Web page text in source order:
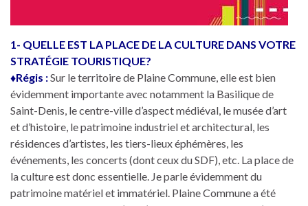
1- QUELLE EST LA PLACE DE LA CULTURE DANS VOTRE
STRATÉGIE TOURISTIQUE?
♦Régis :Sur le territoire de Plaine Commune, elle est bien
évidemment importante avec notamment la Basilique de
Saint-Denis, le centre-ville d’aspect médiéval, le musée d’art
et d’histoire, le patrimoine industriel et architectural, les
résidences d’artistes, les tiers-lieux éphémères, les
événements, les concerts (dont ceux du SDF), etc. La place de
la culture est donc essentielle. Je parle évidemment du
patrimoine matériel et immatériel. Plaine Commune a été